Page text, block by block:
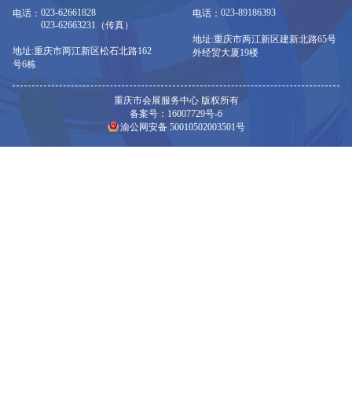
电话： 023-62661828
023-62663231（传真）
地址:重庆市两江新区松石北路162
号6栋
电话： 023-89186393
地址:重庆市两江新区建新北路65号
外经贸大厦19楼
重庆市会展服务中心 版权所有
备案号：16007729号-6
渝公网安备 50010502003501号